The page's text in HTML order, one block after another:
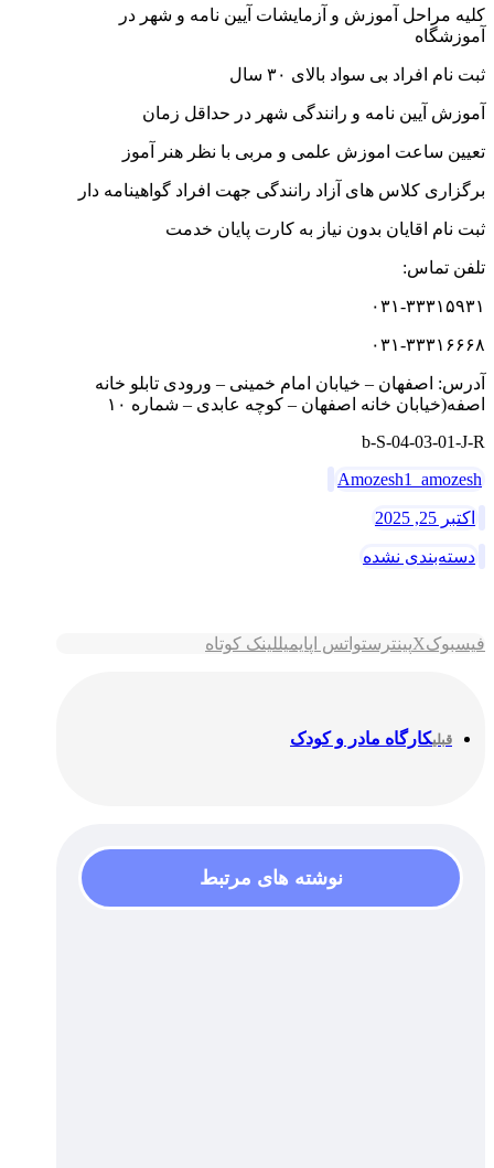
کلیه مراحل آموزش و آزمایشات آیین نامه و شهر در
آموزشگاه
ثبت نام افراد بی سواد بالای ۳۰ سال
آموزش آیین نامه و رانندگی شهر در حداقل زمان
تعیین ساعت اموزش علمی و مربی با نظر هنر آموز
برگزاری کلاس های آزاد رانندگی جهت افراد گواهینامه دار
ثبت نام اقایان بدون نیاز به کارت پایان خدمت
تلفن تماس:
۰۳۱-۳۳۳۱۵۹۳۱
۰۳۱-۳۳۳۱۶۶۶۸
آدرس: اصفهان – خیابان امام خمینی – ورودی تابلو خانه
اصفه(خیابان خانه اصفهان – کوچه عابدی – شماره ۱۰
b-S-04-03-01-J-R
Amozesh1_amozesh
اکتبر 25, 2025
دسته‌بندی نشده
فیسبوکXپینترستواتس اپایمیللینک کوتاه
قبلیکارگاه مادر و کودک
نوشته های مرتبط